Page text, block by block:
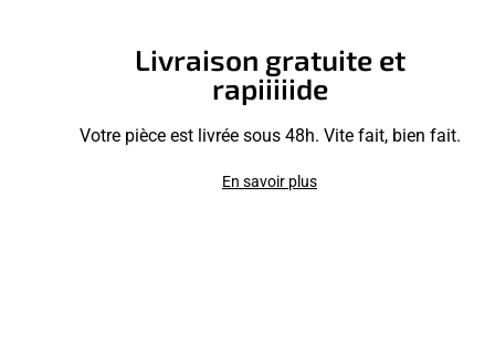
Livraison gratuite et
rapiiiiide
Votre pièce est livrée sous 48h. Vite fait, bien fait.
En savoir plus